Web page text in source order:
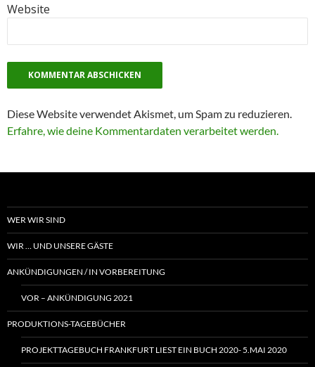
Website
Diese Website verwendet Akismet, um Spam zu reduzieren.
Erfahre, wie deine Kommentardaten verarbeitet werden.
WER WIR SIND
WIR … UND UNSERE GÄSTE
ANKÜNDIGUNGEN / IN VORBEREITUNG
VOR – ANKÜNDIGUNG 2021
PRODUKTIONS-TAGEBÜCHER
PROJEKTTAGEBUCH FRANKFURT LIEST EIN BUCH 2020- 5.MAI 2020